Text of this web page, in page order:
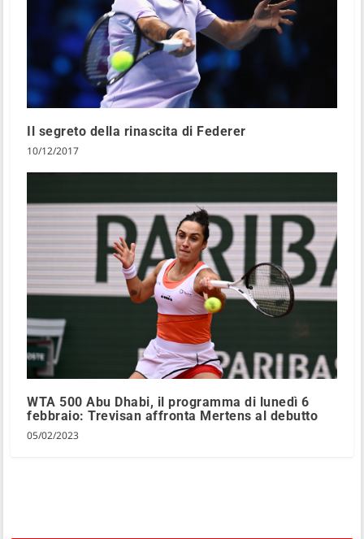
Il segreto della rinascita di Federer
10/12/2017
WTA 500 Abu Dhabi, il programma di lunedì 6
febbraio: Trevisan affronta Mertens al debutto
05/02/2023